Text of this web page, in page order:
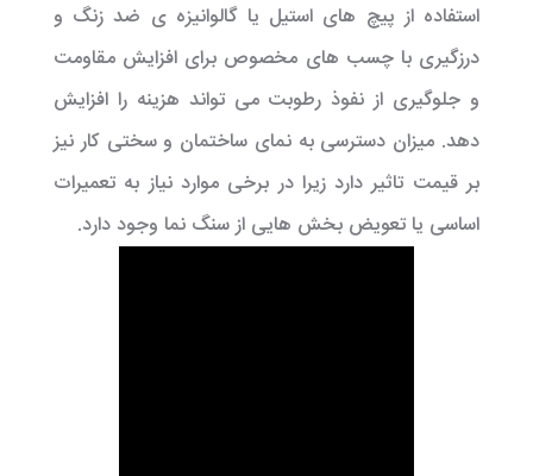
استفاده از پیچ های استیل یا گالوانیزه ی ضد زنگ و
درزگیری با چسب های مخصوص برای افزایش مقاومت
و جلوگیری از نفوذ رطوبت می تواند هزینه را افزایش
دهد. میزان دسترسی به نمای ساختمان و سختی کار نیز
بر قیمت تاثیر دارد زیرا در برخی موارد نیاز به تعمیرات
اساسی یا تعویض بخش هایی از سنگ نما وجود دارد.